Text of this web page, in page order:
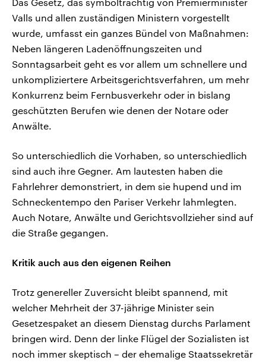
Das Gesetz, das symbolträchtig von Premierminister
Valls und allen zuständigen Ministern vorgestellt
wurde, umfasst ein ganzes Bündel von Maßnahmen:
Neben längeren Ladenöffnungszeiten und
Sonntagsarbeit geht es vor allem um schnellere und
unkompliziertere Arbeitsgerichtsverfahren, um mehr
Konkurrenz beim Fernbusverkehr oder in bislang
geschützten Berufen wie denen der Notare oder
Anwälte.
So unterschiedlich die Vorhaben, so unterschiedlich
sind auch ihre Gegner. Am lautesten haben die
Fahrlehrer demonstriert, in dem sie hupend und im
Schneckentempo den Pariser Verkehr lahmlegten.
Auch Notare, Anwälte und Gerichtsvollzieher sind auf
die Straße gegangen.
Kritik auch aus den eigenen Reihen
Trotz genereller Zuversicht bleibt spannend, mit
welcher Mehrheit der 37-jährige Minister sein
Gesetzespaket an diesem Dienstag durchs Parlament
bringen wird. Denn der linke Flügel der Sozialisten ist
noch immer skeptisch – der ehemalige Staatssekretär